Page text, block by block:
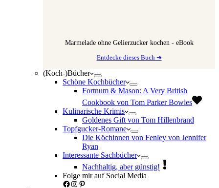
Marmelade ohne Gelierzucker kochen - eBook
Entdecke dieses Buch ➔
(Koch-)Bücher
Schöne Kochbücher
Fortnum & Mason: A Very British
Cookbook von Tom Parker Bowles
Kulinarische Krimis
Goldenes Gift von Tom Hillenbrand
Topfgucker-Romane
Die Köchinnen von Fenley von Jennifer
Ryan
Interessante Sachbücher
Nachhaltig, aber günstig!
Folge mir auf Social Media
Facebook
Instagram
Pinterest